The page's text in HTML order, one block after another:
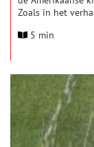
Zoals in het
zijn vinger in de
5 min